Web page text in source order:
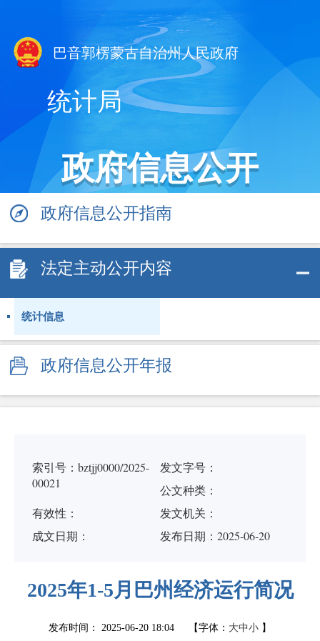
巴音郭楞蒙古自治州人民政府
统计局
政府信息公开
政府信息公开指南
法定主动公开内容
统计信息
政府信息公开年报
索引号：bztjj0000/2025-
00021
发文字号：
公文种类：
有效性：
发文机关：
成文日期：
发布日期：2025-06-20
2025年1-5月巴州经济运行简况
发布时间： 2025-06-20 18:04 【字体： 大中小 】